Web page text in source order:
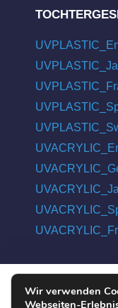
COPYRIGHT © 2004 -
Wir verwenden
Webseiten-